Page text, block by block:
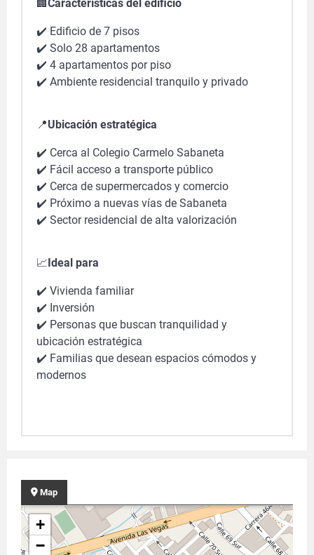
🏢 Características del edificio
✔️ Edificio de 7 pisos
✔️ Solo 28 apartamentos
✔️ 4 apartamentos por piso
✔️ Ambiente residencial tranquilo y privado
📍Ubicación estratégica
✔️ Cerca al Colegio Carmelo Sabaneta
✔️ Fácil acceso a transporte público
✔️ Cerca de supermercados y comercio
✔️ Próximo a nuevas vías de Sabaneta
✔️ Sector residencial de alta valorización
📈Ideal para
✔️ Vivienda familiar
✔️ Inversión
✔️ Personas que buscan tranquilidad y
ubicación estratégica
✔️ Familias que desean espacios cómodos y
modernos
Map
+
−